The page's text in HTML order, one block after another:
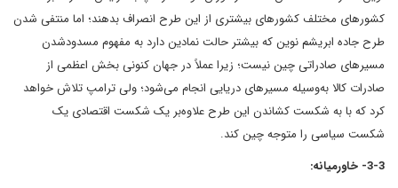
کشورهای مختلف کشورهای بیشتری از این طرح انصراف بدهند؛ اما منتفی شدن
طرح جاده ابریشم نوین که بیشتر حالت نمادین دارد به مفهوم مسدودشدن
مسیرهای صادراتی چین نیست؛ زیرا عملاً در جهان کنونی بخش اعظمی از
صادرات کالا به‌وسیله مسیرهای دریایی انجام می‌شود؛ ولی ترامپ تلاش خواهد
کرد که با به شکست کشاندن این طرح علاوه‌بر یک شکست اقتصادی یک
شکست سیاسی را متوجه چین کند.
3-3- خاورمیانه: